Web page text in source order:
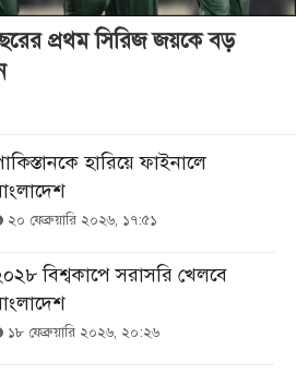
প্রথম সিরিজ জয়কে বড়
হারিয়ে ফাইনালে
২০ ফেব্রুয়ারি ২০২৬, ১৭:৫১
বিশ্বকাপে সরাসরি খেলবে
১৮ ফেব্রুয়ারি ২০২৬, ২০:২৬